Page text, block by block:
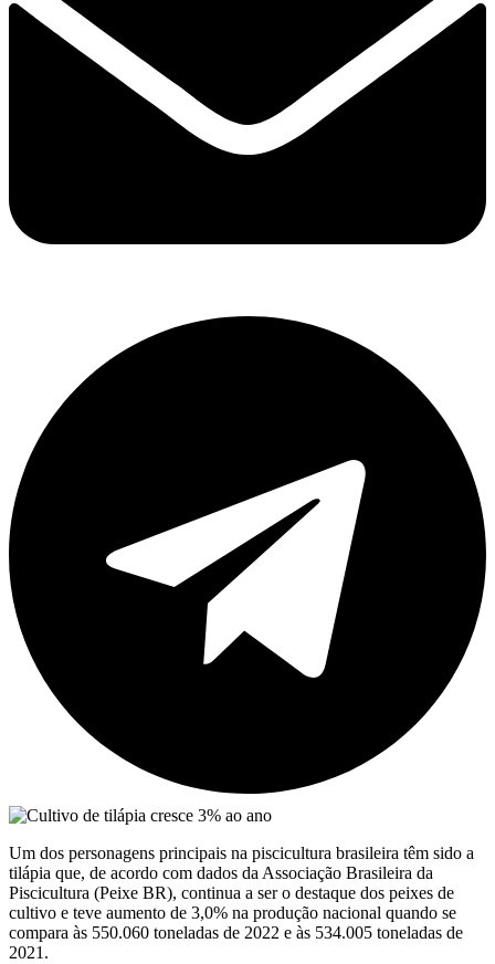
Um dos personagens principais na piscicultura brasileira têm sido a
tilápia que, de acordo com dados da Associação Brasileira da
Piscicultura (Peixe BR), continua a ser o destaque dos peixes de
cultivo e teve aumento de 3,0% na produção nacional quando se
compara às 550.060 toneladas de 2022 e às 534.005 toneladas de
2021.